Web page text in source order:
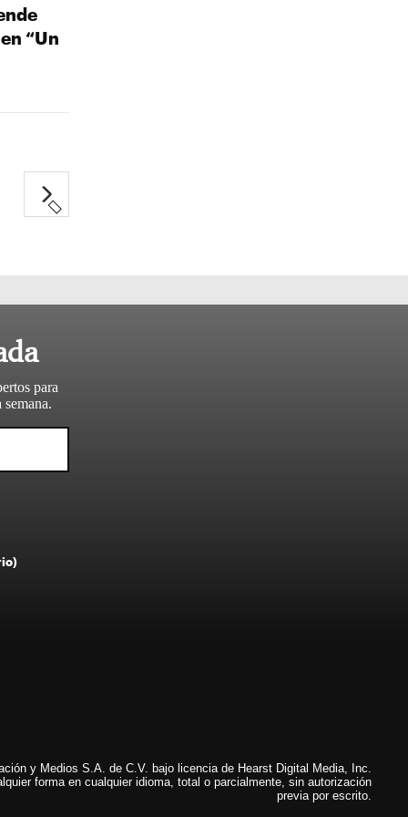
“Un
para
y Medios S.A. de C.V. bajo licencia de Hearst Digital Media, Inc.
forma en cualquier idioma, total o parcialmente, sin autorización
previa por escrito.